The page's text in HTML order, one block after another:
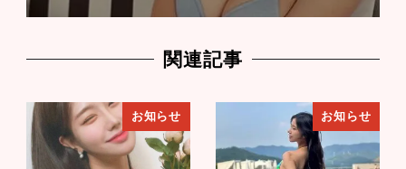
関連記事
お知らせ お知らせ